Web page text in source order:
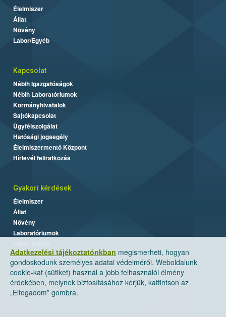
Adatkezelési tájékoztatónkban megismerheti, hogyan
gondoskodunk személyes adatai védelméről. Weboldalunk
cookie-kat (sütiket) használ a jobb felhasználói élmény
érdekében, melynek biztosításához kérjük, kattintson az
„Elfogadom” gombra.
Élelmiszer
Állat
Növény
Labor/Egyéb
Kapcsolat
Nébih Igazgatóságok
Nébih Laboratóriumok
Kormányhivatalok
Sajtókapcsolat
Ügyfélszolgálat
Hatósági jogsegély
Élelmiszermentő Központ
Hírlevél feliratkozás
Gyakori kérdések
Élelmiszer
Állat
Növény
Laboratóriumok